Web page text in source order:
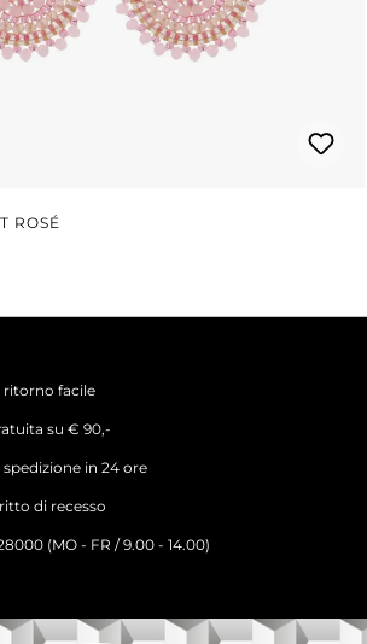
ROSÉ
ritorno facile
su € 90,-
in 24 ore
di recesso
(MO - FR / 9.00 - 14.00)